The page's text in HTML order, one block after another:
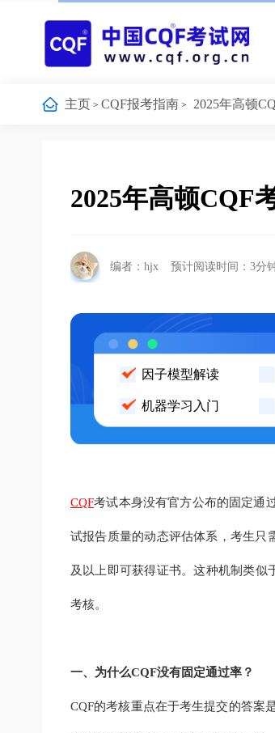
主页 > CQF报考指南 > 2025年高顿
2025年高顿CQF
编者：hjx 预计阅读时间：3分
因子模型解读
机器学习入门
CQF考试本身没有官方公布的固定通
试报告质量的动态评估体系，考生只
及以上即可获得证书。这种机制类
考核。
一、为什么CQF没有固定通过率？
CQF的考核重点在于考生提交的答案